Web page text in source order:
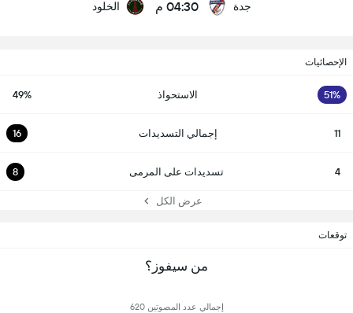
جدة 04:30 م الخلود
الإحصائيات
51% الاستحواذ 49%
11 إجمالي التسديدات 16
4 تسديدات على المرمى 8
عرض الكل
توقعات
من سيفوز؟
إجمالي عدد المصوتين 620